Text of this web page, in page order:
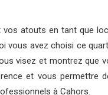
atouts en tant que
vous avez choisi ce
visez et montrez que
et vous permettre
à Cahors.